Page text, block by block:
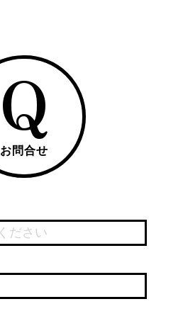
Q
お問合せ